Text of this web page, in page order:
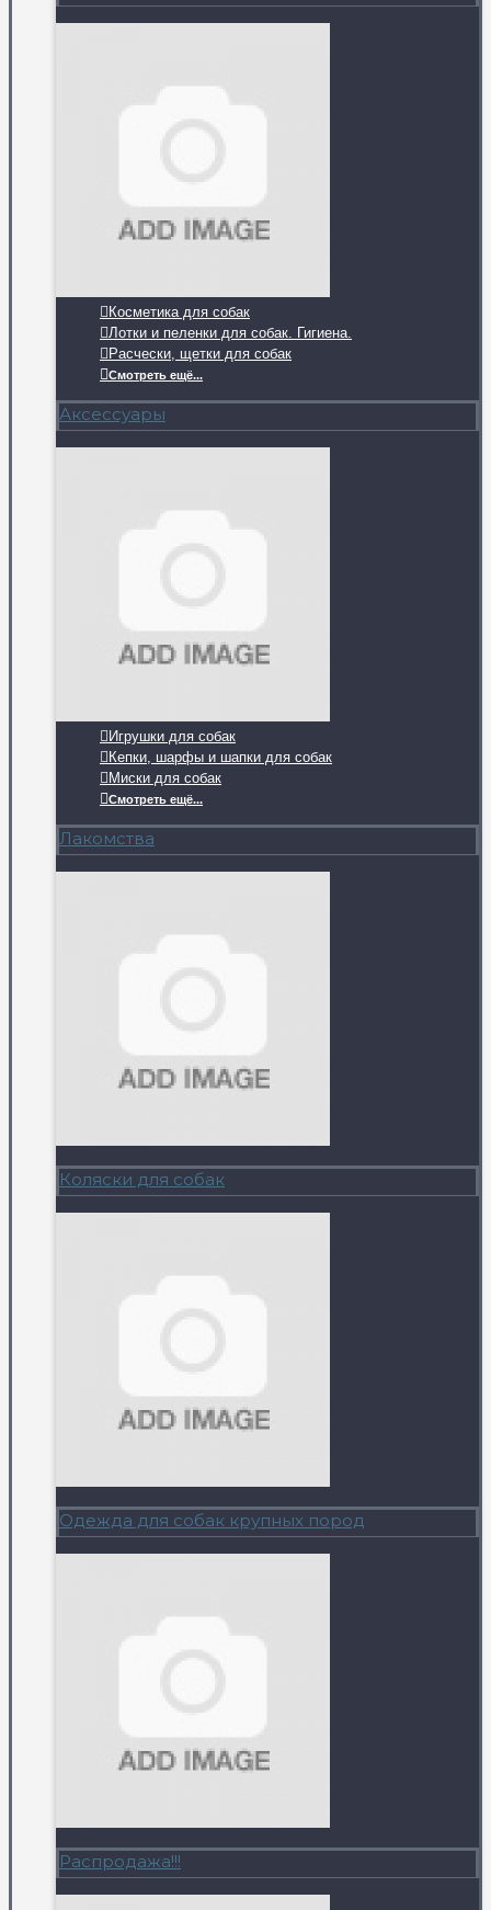
Косметика для собак
Лотки и пеленки для собак. Гигиена.
Расчески, щетки для собак
Смотреть ещё...
Аксессуары
Игрушки для собак
Кепки, шарфы и шапки для собак
Миски для собак
Смотреть ещё...
Лакомства
Коляски для собак
Одежда для собак крупных пород
Распродажа!!!